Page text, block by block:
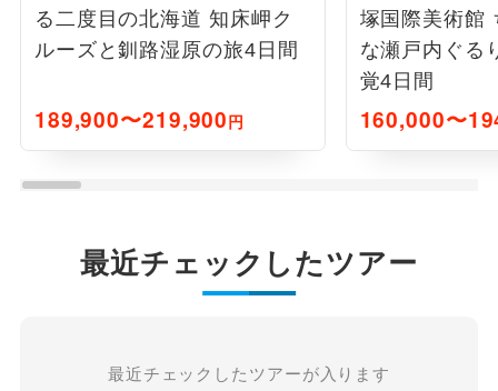
る二度目の北海道 知床岬ク
ルーズと釧路湿原の旅4日間
189,900〜219,900円
塚国際美術館
な瀬戸内ぐる
覚4日間
160,000〜
最近チェックしたツアー
最近チェックしたツアーが入ります